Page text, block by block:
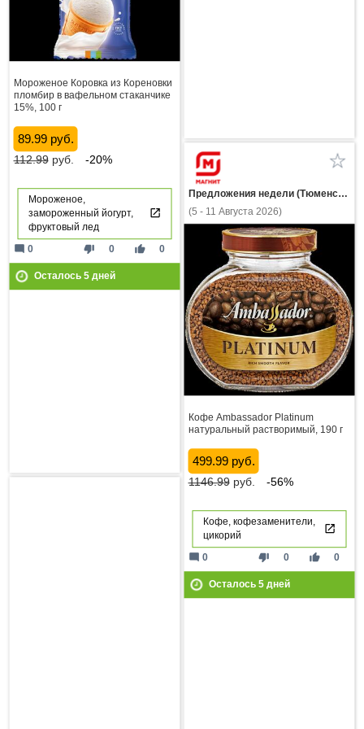
Мороженое Коровка из Кореновки
пломбир в вафельном стаканчике
15%, 100 г
89.99 руб.
112.99руб. -20%
Мороженое,
замороженный йогурт,
фруктовый лед
thumb_down 0 thumb_up 0
mode_comment 0
Осталось 5дней
Предложения недели (Тюменская область)
(5 - 11 Августа 2026)
Кофе Ambassador Platinum
натуральный растворимый, 190 г
499.99 руб.
1146.99руб. -56%
Кофе, кофезаменители,
цикорий
thumb_down 0 thumb_up 0
mode_comment 0
Осталось 5дней